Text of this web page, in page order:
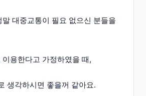
대중교통이 필요 없으신 분들을
용한다고 가정하였을 때,
생각하시면 좋을꺼 같아요.